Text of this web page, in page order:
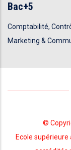
Bac+5
Comptabilité,
Marketing &
©
Ecole